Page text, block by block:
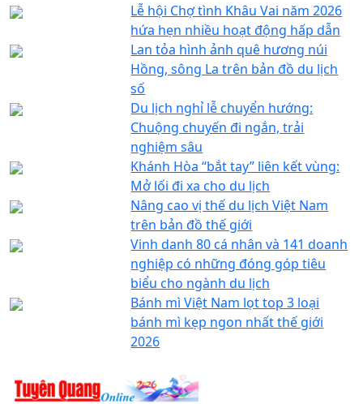
Lễ hội Chợ tình Khâu Vai năm 2026
hứa hẹn nhiều hoạt động hấp dẫn
Lan tỏa hình ảnh quê hương núi
Hồng, sông La trên bản đồ du lịch
số
Du lịch nghỉ lễ chuyển hướng:
Chuộng chuyến đi ngắn, trải
nghiệm sâu
Khánh Hòa “bắt tay” liên kết vùng:
Mở lối đi xa cho du lịch
Nâng cao vị thế du lịch Việt Nam
trên bản đồ thế giới
Vinh danh 80 cá nhân và 141 doanh
nghiệp có những đóng góp tiêu
biểu cho ngành du lịch
Bánh mì Việt Nam lọt top 3 loại
bánh mì kẹp ngon nhất thế giới
2026